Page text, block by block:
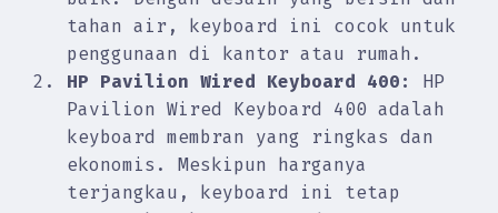
tahan air, keyboard ini cocok untuk
penggunaan di kantor atau rumah.
HP Pavilion Wired Keyboard 400:
HP
Pavilion Wired Keyboard 400 adalah
keyboard membran yang ringkas dan
ekonomis. Meskipun harganya
terjangkau, keyboard ini tetap